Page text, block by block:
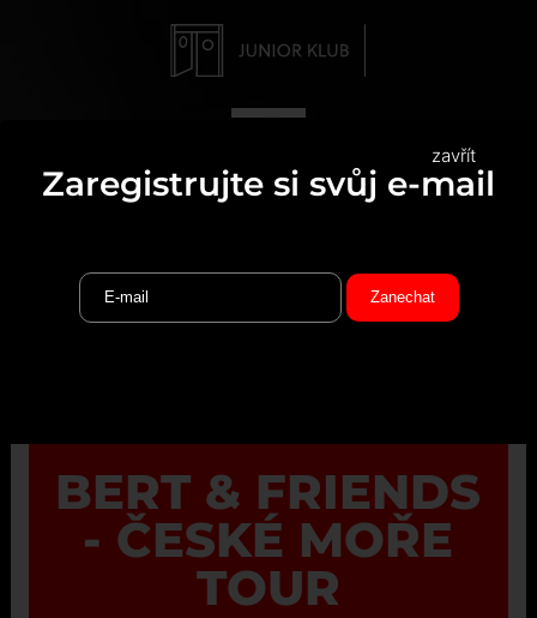
BERT & FRIENDS
- ČESKÉ MOŘE
TOUR
zavřít
Zaregistrujte si svůj e-mail